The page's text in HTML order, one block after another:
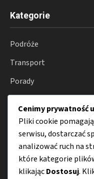
Kategorie
Podróże
Transport
Porady
Parkingi
Menu
Cenimy prywatność
Pliki cookie
serwisu, dostarczać
analizować ruch na
które kategorie
klikającDostosuj.